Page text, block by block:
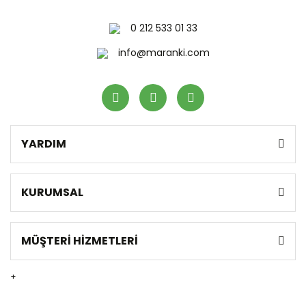
0 212 533 01 33
info@maranki.com
YARDIM
KURUMSAL
MÜŞTERİ HİZMETLERİ
+